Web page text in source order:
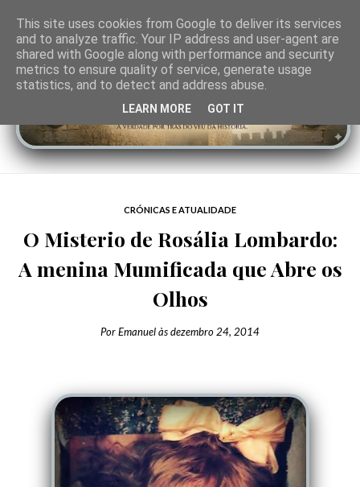
CRÓNICAS E ATUALIDADE
O Misterio de Rosália Lombardo:
A menina Mumificada que Abre os
Olhos
PorEmanuelàsdezembro 24, 2014
This site uses cookies from Google to deliver its services
and to analyze traffic. Your IP address and user-agent are
shared with Google along with performance and security
metrics to ensure quality of service, generate usage
statistics, and to detect and address abuse.
LEARN MORE GOT IT